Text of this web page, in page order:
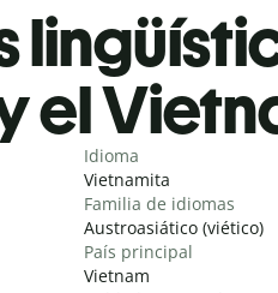
el
Idioma
Vietnamita
Familia de idiomas
Austroasiático (viético)
País principal
Vietnam